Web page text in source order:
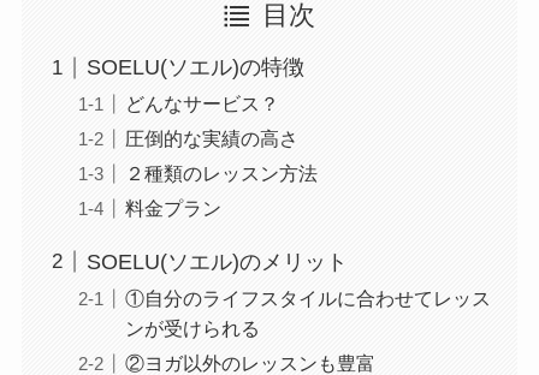
目次
SOELU(ソエル)の特徴
どんなサービス？
圧倒的な実績の高さ
２種類のレッスン方法
料金プラン
SOELU(ソエル)のメリット
①自分のライフスタイルに合わせてレッス
ンが受けられる
②ヨガ以外のレッスンも豊富